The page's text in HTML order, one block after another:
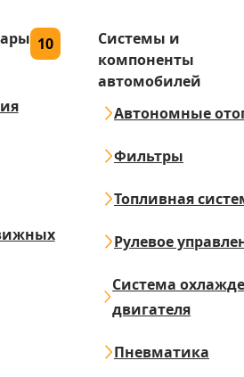
10
Системы и
компоненты
автомобилей
Автономные
Фильтры
Топливная
Рулевое
Система
двигателя
Пневматика